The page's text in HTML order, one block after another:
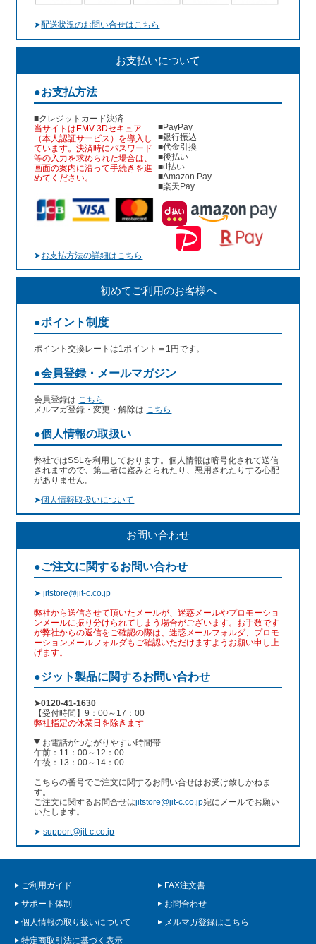
➤配送状況のお問い合せはこちら
お支払いについて
●お支払方法
■クレジットカード決済
当サイトはEMV 3Dセキュア
（本人認証サービス）を導入し
ています。決済時にパスワード
等の入力を求められた場合は、
画面の案内に沿って手続きを進
めてください。
■PayPay
■銀行振込
■代金引換
■後払い
■d払い
■Amazon Pay
■楽天Pay
➤お支払方法の詳細はこちら
初めてご利用のお客様へ
●ポイント制度
ポイント交換レートは1ポイント＝1円です。
●会員登録・メールマガジン
会員登録は こちら
メルマガ登録・変更・解除は こちら
●個人情報の取扱い
弊社ではSSLを利用しております。個人情報は暗号化されて送信
されますので、第三者に盗みとられたり、悪用されたりする心配
がありません。
➤個人情報取扱いについて
お問い合わせ
●ご注文に関するお問い合わせ
➤jitstore@jit-c.co.jp
弊社から送信させて頂いたメールが、迷惑メールやプロモーショ
ンメールに振り分けられてしまう場合がございます。お手数です
が弊社からの返信をご確認の際は、迷惑メールフォルダ、プロモ
ーションメールフォルダもご確認いただけますようお願い申し上
げます。
●ジット製品に関するお問い合わせ
➤0120-41-1630
【受付時間】9：00～17：00
弊社指定の休業日を除きます
お電話がつながりやすい時間帯
午前：11：00～12：00
午後：13：00～14：00
こちらの番号でご注文に関するお問い合せはお受け致しかねま
す。
ご注文に関するお問合せはjitstore@jit-c.co.jp宛にメールでお願い
いたします。
➤support@jit-c.co.jp
ご利用ガイド
FAX注文書
サポート体制
お問合わせ
個人情報の取り扱いについて
メルマガ登録はこちら
特定商取引法に基づく表示